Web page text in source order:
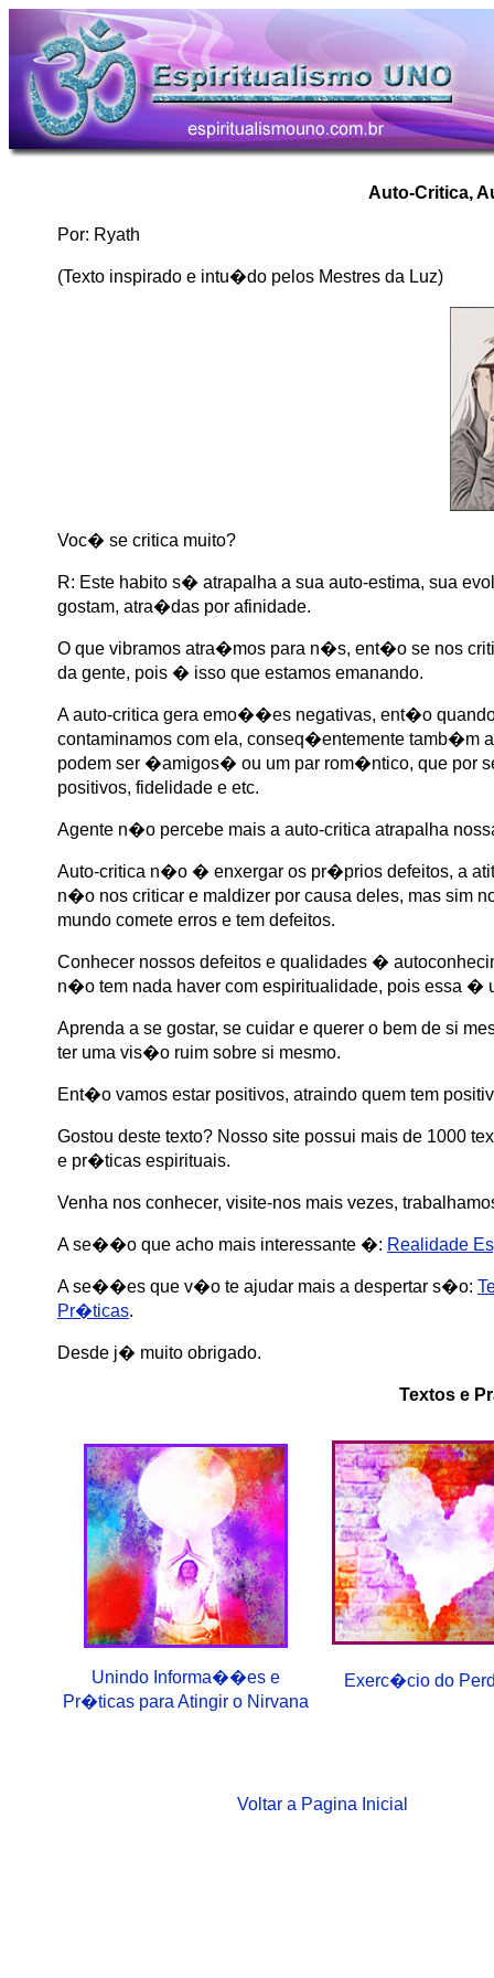
Auto-Critica,
Por: Ryath
(Texto inspirado e intu�do pelos Mestres da Luz)
Voc� se critica muito?
R: Este habito s� atrapalha a sua auto-estima, sua
gostam, atra�das por afinidade.
O que vibramos atra�mos para n�s, ent�o se nos
da gente, pois � isso que estamos emanando.
A auto-critica gera emo��es negativas, ent�o
contaminamos com ela, conseq�entemente tamb�m
podem ser �amigos� ou um par rom�ntico, que por
positivos, fidelidade e etc.
Agente n�o percebe mais a auto-critica atrapalha
Auto-critica n�o � enxergar os pr�prios defeitos, a
n�o nos criticar e maldizer por causa deles, mas sim
mundo comete erros e tem defeitos.
Conhecer nossos defeitos e qualidades �
n�o tem nada haver com espiritualidade, pois essa �
Aprenda a se gostar, se cuidar e querer o bem de si
ter uma vis�o ruim sobre si mesmo.
Ent�o vamos estar positivos, atraindo quem tem
Gostou deste texto? Nosso site possui mais de 1000
e pr�ticas espirituais.
Venha nos conhecer, visite-nos mais vezes,
A se��o que acho mais interessante �: Realidade
A se��es que v�o te ajudar mais a despertar s�o:
Pr�ticas.
Desde j� muito obrigado.
Textos e
Unindo Informa��es e
Pr�ticas para Atingir o Nirvana
Exerc�cio do
Voltar a Pagina Inicial